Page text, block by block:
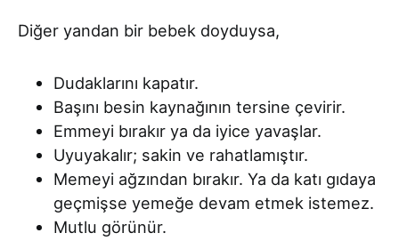
Diğer yandan bir bebek doyduysa,
Dudaklarını kapatır.
Başını besin kaynağının tersine çevirir.
Emmeyi bırakır ya da iyice yavaşlar.
Uyuyakalır; sakin ve rahatlamıştır.
Memeyi ağzından bırakır. Ya da katı gıdaya
geçmişse yemeğe devam etmek istemez.
Mutlu görünür.